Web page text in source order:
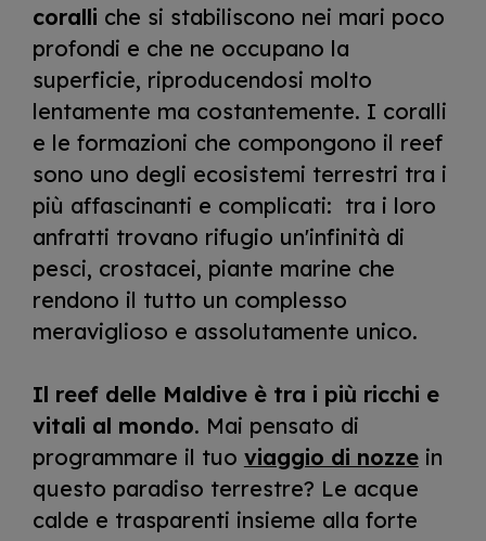
coralli che si stabiliscono nei mari poco
profondi e che ne occupano la
superficie, riproducendosi molto
lentamente ma costantemente. I coralli
e le formazioni che compongono il reef
sono uno degli ecosistemi terrestri tra i
più affascinanti e complicati: tra i loro
anfratti trovano rifugio un'infinità di
pesci, crostacei, piante marine che
rendono il tutto un complesso
meraviglioso e assolutamente unico.
Il reef delle Maldive è tra i più ricchi e
vitali al mondo. Mai pensato di
programmare il tuo viaggio di nozzein
questo paradiso terrestre? Le acque
calde e trasparenti insieme alla forte